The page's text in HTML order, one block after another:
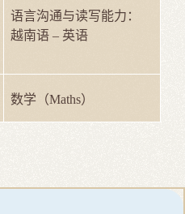
语言沟通与读写能力：
越南语 – 英语
数学（Maths）